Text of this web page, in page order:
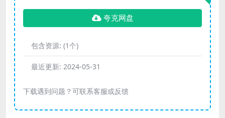
夸克网盘
包含资源: (1个)
最近更新: 2024-05-31
下载遇到问题？可联系客服或反馈